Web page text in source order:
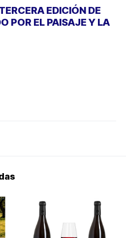
EDICIÓN DE
POR EL PAISAJE Y LA